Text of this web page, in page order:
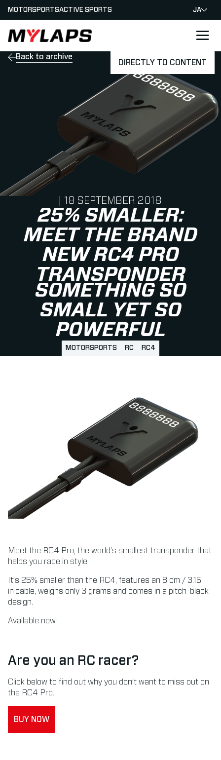
DIRECTLY TO CONTENT
LOGO MYLAPS - JAPAN
MOTORSPORTSACTIVE SPORTS JA
Back to archive
25% SMALLER:
MEET THE BRAND
NEW RC4 PRO
TRANSPONDER
SOMETHING SO
SMALL YET SO
POWERFUL
PUBLISHED ON
18 SEPTEMBER 2018
MOTORSPORTS RC RC4
Meet the RC4 Pro, the world’s smallest transponder that
helps you race in style.
It’s 25% smaller than the RC4, features an 8 cm / 3.15
in cable, weighs only 3 grams and comes in a pitch-black
design.
Available now!
Are you an RC racer?
Click below to find out why you don’t want to miss out on
the RC4 Pro.
BUY NOW